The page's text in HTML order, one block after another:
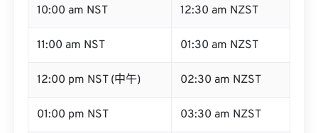
10:00 am NST 12:30 am NZST
11:00 am NST 01:30 am NZST
12:00 pm NST (中午) 02:30 am NZST
01:00 pm NST 03:30 am NZST